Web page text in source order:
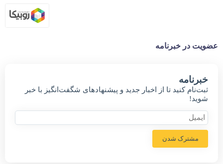
عضویت در خبرنامه
خبر‌نامه
ثبت‌نام کنید تا از اخبار جدید و پیشنهاد‌های شگفت‌انگیز با خبر
شوید!
مشترک شدن